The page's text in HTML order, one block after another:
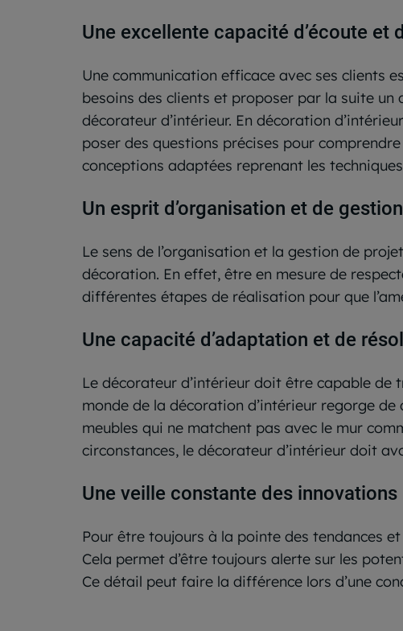
Une excellente capacité d’écoute et
Une communication efficace avec ses clients
besoins des clients et proposer par la suite
décorateur d’intérieur. En décoration
poser des questions précises pour
conceptions adaptées reprenant les
Un esprit d’organisation et de
Le sens de l’organisation et la gestion de
décoration. En effet, être en mesure de
différentes étapes de réalisation pour que
Une capacité d’adaptation et de
Le décorateur d’intérieur doit être capable
monde de la décoration d’intérieur regorge
meubles qui ne matchent pas avec le mur
circonstances, le décorateur d’intérieur doit
Une veille constante des innovations
Pour être toujours à la pointe des tendances
Cela permet d’être toujours alerte sur les
Ce détail peut faire la différence lors d’une